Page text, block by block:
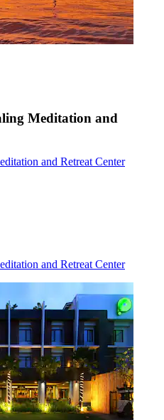
Meditation and
and Retreat Center
and Retreat Center